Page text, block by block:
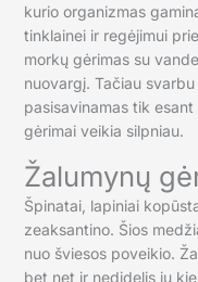
kurio organizmas
tinklainei ir regėjimui
morkų gėrimas su
nuovargį. Tačiau
pasisavinamas tik
gėrimai veikia silpniau.
Žalumynų
Špinatai, lapiniai
zeaksantino. Šios
nuo šviesos poveikio.
bet net ir nedidelis jų